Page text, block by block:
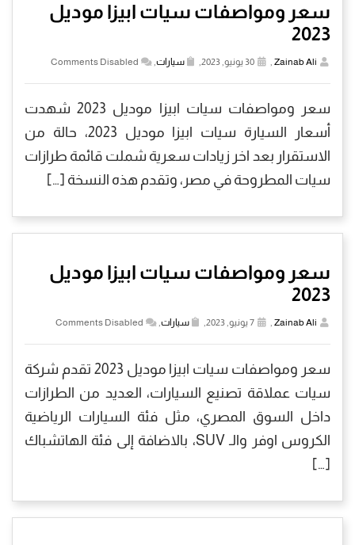
سعر ومواصفات سيات ابيزا موديل
2023
Zainab Ali
, سيارات,
Comments Disabled
سعر ومواصفات سيات ابيزا موديل 2023 شهدت
أسعار السيارة سيات ابيزا موديل 2023، حالة من
الاستقرار بعد اخر زيادات سعرية شملت قائمة طرازات
سيات المطروحة في مصر، وتقدم هذه النسخة […]
سعر ومواصفات سيات ابيزا موديل
2023
Zainab Ali
, سيارات,
Comments Disabled
سعر ومواصفات سيات ابيزا موديل 2023 تقدم شركة
سيات عملاقة تصنيع السيارات، العديد من الطرازات
داخل السوق المصري، مثل فئة السيارات الرياضية
الكروس اوفر والـ SUV، بالاضافة إلى فئة الهاتشباك
[…]